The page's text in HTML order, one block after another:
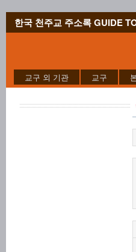
한국 천주교 주소록 GUIDE
교구 외 기관 교구